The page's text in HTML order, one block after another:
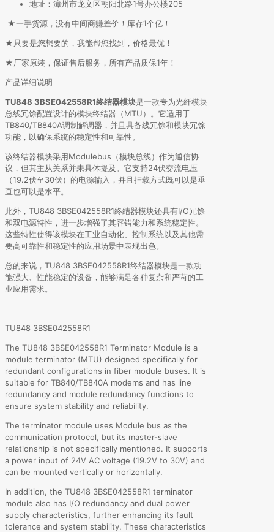
地址：漳州市龙文区朝阳北路1号办公楼205
★一手货源，没有中间商赚差价！库存1个亿！
★只要是您想要的，我能帮您找到，价格最优！
★厂家原装，保证售后服务，所有产品质保1年！
产品详细说明
TU848 3BSE042558R1终结器模块是一款专为光纤模块
总线冗馀配置设计的模块终结器（MTU）。它适用于
TB840/TB840A调制解调器，并且具备线冗馀和模块冗馀
功能，以确保系统的稳定性和可靠性。
该终结器模块采用Modulebus（模块总线）作为通信协
议，但其主从关系并未具体提及。它支持24伏交流电压
（19.2伏至30伏）的电源输入，并且挂载方式既可以是垂
直也可以是水平。
此外，TU848 3BSE042558R1终结器模块还具有I/O冗馀
和双电源特性，进一步增强了其容错能力和系统稳定性。
这些特性使得该模块在工业自动化、控制系统以及其他需
要高可靠性和稳定性的应用场景中表现出色。
总的来说，TU848 3BSE042558R1终结器模块是一款功
能强大、性能稳定的设备，能够满足各种复杂和严苛的工
业应用需求。
TU848 3BSE042558R1
The TU848 3BSE042558R1 Terminator Module is a
module terminator (MTU) designed specifically for
redundant configurations in fiber module buses. It is
suitable for TB840/TB840A modems and has line
redundancy and module redundancy functions to
ensure system stability and reliability.
The terminator module uses Module bus as the
communication protocol, but its master-slave
relationship is not specifically mentioned. It supports
a power input of 24V AC voltage (19.2V to 30V) and
can be mounted vertically or horizontally.
In addition, the TU848 3BSE042558R1 terminator
module also has I/O redundancy and dual power
supply characteristics, further enhancing its fault
tolerance and system stability. These characteristics